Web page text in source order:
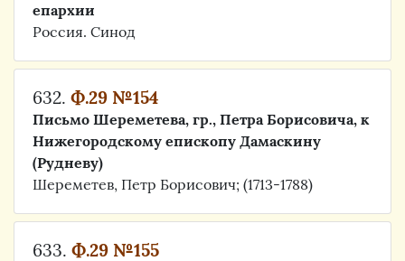
епархии
Россия. Синод
632. Ф.29 №154
Письмо Шереметева, гр., Петра Борисовича, к
Нижегородскому епископу Дамаскину
(Рудневу)
Шереметев, Петр Борисович; (1713-1788)
633. Ф.29 №155